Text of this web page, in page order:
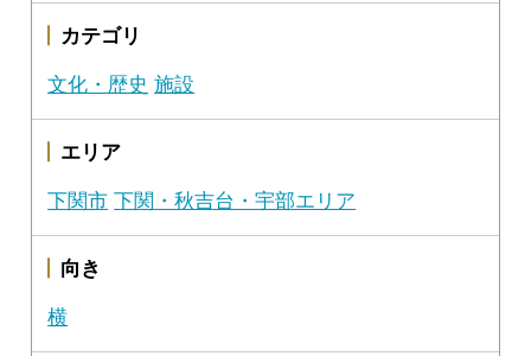
カテゴリ
文化・歴史 施設
エリア
下関市 下関・秋吉台・宇部エリア
向き
横